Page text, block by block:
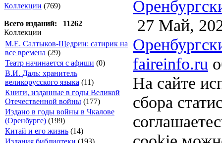
Коллекции (769)
Всего изданий: 11262
Коллекции
М.Е. Салтыков-Щедрин: сатирик на
все времена (29)
Театр начинается с афиши (0)
В.И. Даль: хранитель
великорусского языка (11)
Книги, изданные в годы Великой
Отечественной войны (177)
Издано в годы войны в Чкалове
(Оренбурге) (199)
Китай и его жизнь (14)
Издания библиотеки (193)
27 Май,
faireinfo.ru
На сайте
сбора